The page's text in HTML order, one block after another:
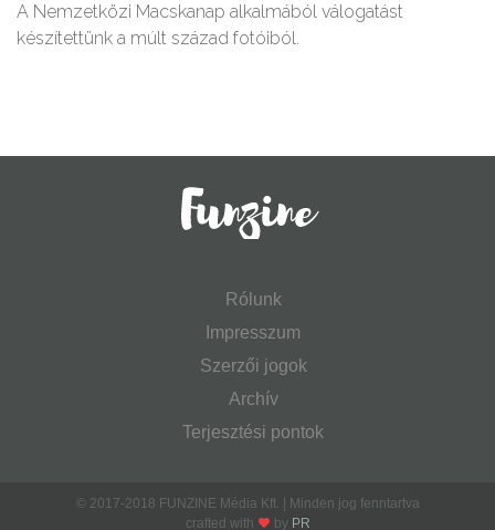
A Nemzetközi Macskanap alkalmából válogatást
készítettünk a múlt század fotóiból.
Rólunk
Impresszum
Szerzői jogok
Archív
Terjesztési pontok
© 2017-2018 FUNZINE Média Kft. | Minden jog fenntartva
crafted with
by PR